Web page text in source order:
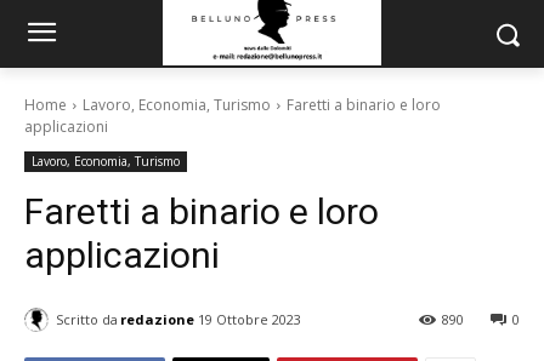
Home Lavoro, Economia, Turismo
Faretti a binario e loro
applicazioni
Lavoro, Economia, Turismo
Faretti a binario e loro
applicazioni
Scritto da redazione 19 Ottobre 2023 0
890